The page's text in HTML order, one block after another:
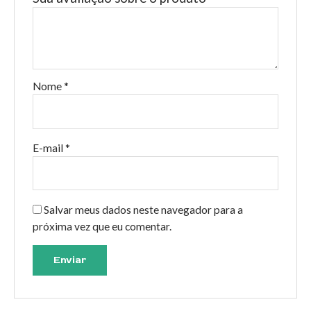
Nome *
E-mail *
Salvar meus dados neste navegador para a
próxima vez que eu comentar.